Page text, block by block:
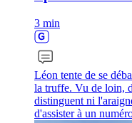
3 min
Léon tente de se
la truffe. Vu de loin,
distinguent ni
d'assister à un